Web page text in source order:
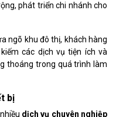
phát triển chi nhánh cho
ngõ khu đô thị, khách hàng
các dịch vụ tiện ích và
thoáng trong quá trình làm
bị
dịch vụ chuyên nghiệp